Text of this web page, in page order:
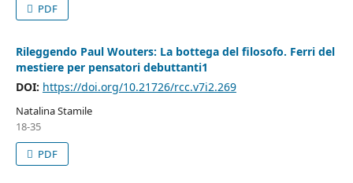
PDF
Rileggendo Paul Wouters: La bottega del filosofo. Ferri del
mestiere per pensatori debuttanti1
DOI: https://doi.org/10.21726/rcc.v7i2.269
Natalina Stamile
18-35
PDF